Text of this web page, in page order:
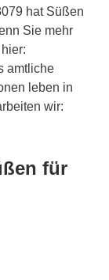
hat Süßen
Sie mehr
amtliche
leben in
wir:
für